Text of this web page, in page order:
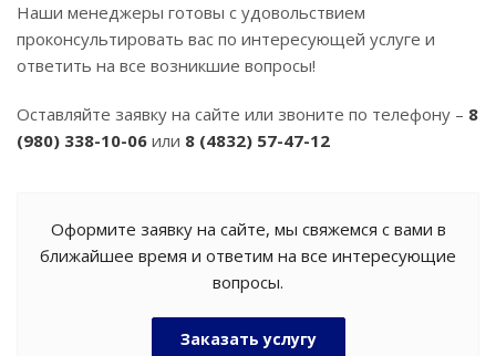
Наши менеджеры готовы с удовольствием
проконсультировать вас по интересующей услуге и
ответить на все возникшие вопросы!
Оставляйте заявку на сайте или звоните по телефону – 8
(980) 338-10-06 или 8 (4832) 57-47-12
Оформите заявку на сайте, мы свяжемся с вами в
ближайшее время и ответим на все интересующие
вопросы.
Заказать услугу